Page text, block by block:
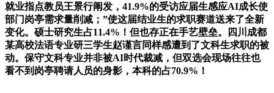
就业指点教员王景行阐发，41.9%的受访应届生感应AI成长使
部门岗亭需求量削减；”使这届结业生的求职赛道送来了全新
变化。硕士研究生占11.4%！但也存正在手艺壁垒。四川成都
某高校法语专业研三学生赵谨言同样感遭到了文科生求职的被
动。保守文科专业并非被AI时代裁减，但双选会现场往往也
看不到岗亭聘请人员的身影，本科的占70.9%！